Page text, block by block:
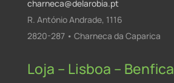
charneca@delarobia.pt
R. António Andrade, 1116
2820-287 • Charneca da Caparica
Loja – Lisboa – Benfica